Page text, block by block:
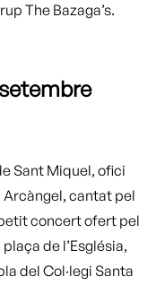
The Bazaga’s.
Sant Miquel, ofici
Arcàngel, cantat pel
concert ofert pel
de l’Església,
del Col·legi Santa